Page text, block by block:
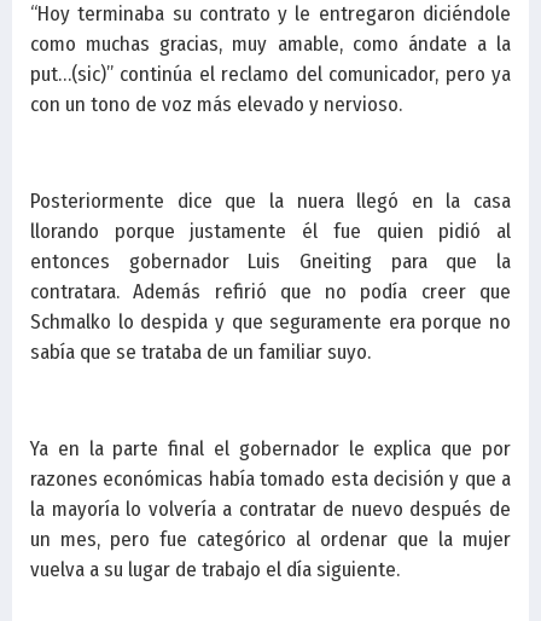
“Hoy terminaba su contrato y le entregaron diciéndole
como muchas gracias, muy amable, como ándate a la
put…(sic)” continúa el reclamo del comunicador, pero ya
con un tono de voz más elevado y nervioso.
Posteriormente dice que la nuera llegó en la casa
llorando porque justamente él fue quien pidió al
entonces gobernador Luis Gneiting para que la
contratara. Además refirió que no podía creer que
Schmalko lo despida y que seguramente era porque no
sabía que se trataba de un familiar suyo.
Ya en la parte final el gobernador le explica que por
razones económicas había tomado esta decisión y que a
la mayoría lo volvería a contratar de nuevo después de
un mes, pero fue categórico al ordenar que la mujer
vuelva a su lugar de trabajo el día siguiente.